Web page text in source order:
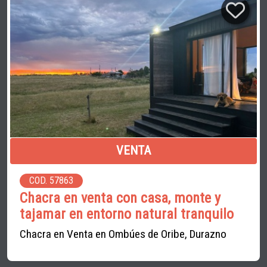
VENTA
COD. 57863
Chacra en venta con casa, monte y
tajamar en entorno natural tranquilo
Chacra en Venta en Ombúes de Oribe, Durazno